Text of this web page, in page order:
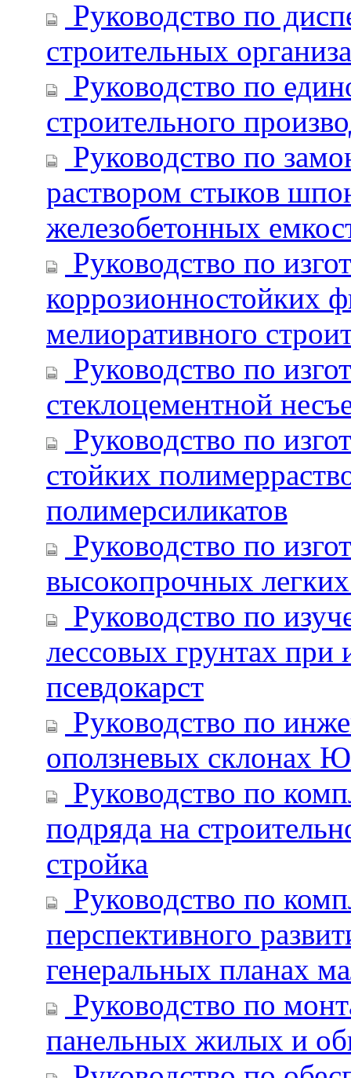
Руководство по
строительных
Руководство по
строительного
Руководство по
раствором стыков
железобетонных
Руководство по
коррозионностойких
мелиоративного
Руководство по
стеклоцементной
Руководство по
стойких
полимерсиликатов
Руководство по
высокопрочных
Руководство по
лессовых грунтах
псевдокарст
Руководство по
оползневых склонах
Руководство по
подряда на
стройка
Руководство по
перспективного
генеральных планах
Руководство по
панельных жилых и